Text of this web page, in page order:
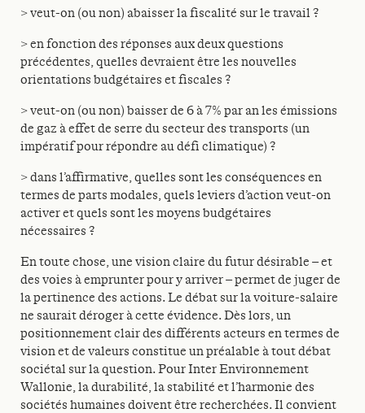
> veut-on (ou non) abaisser la fiscalité sur le travail ?
> en fonction des réponses aux deux questions
précédentes, quelles devraient être les nouvelles
orientations budgétaires et fiscales ?
> veut-on (ou non) baisser de 6 à 7% par an les émissions
de gaz à effet de serre du secteur des transports (un
impératif pour répondre au défi climatique) ?
> dans l’affirmative, quelles sont les conséquences en
termes de parts modales, quels leviers d’action veut-on
activer et quels sont les moyens budgétaires
nécessaires ?
En toute chose, une vision claire du futur désirable – et
des voies à emprunter pour y arriver – permet de juger de
la pertinence des actions. Le débat sur la voiture-salaire
ne saurait déroger à cette évidence. Dès lors, un
positionnement clair des différents acteurs en termes de
vision et de valeurs constitue un préalable à tout débat
sociétal sur la question. Pour Inter Environnement
Wallonie, la durabilité, la stabilité et l’harmonie des
sociétés humaines doivent être recherchées. Il convient